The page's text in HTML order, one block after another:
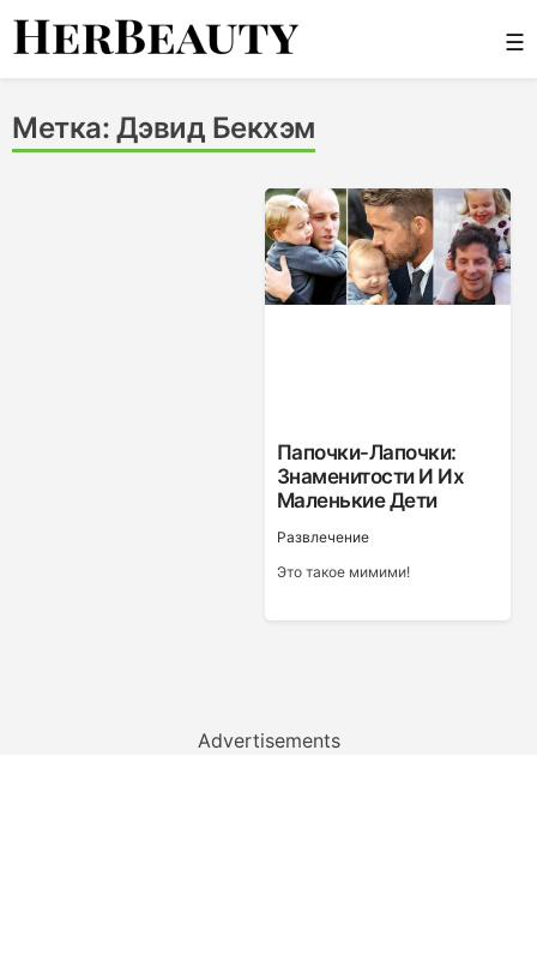
Skip
☰
Метка: Дэвид Бекхэм
Папочки-Лапочки:
Знаменитости И Их
Маленькие Дети
Развлечение
Это такое мимими!
Advertisements